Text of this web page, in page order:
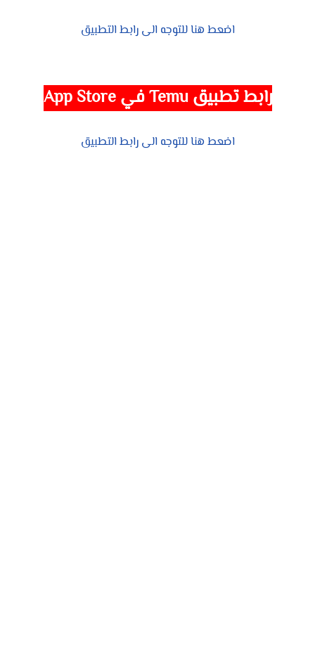
اضعط هنا للتوجه الى رابط التطبيق
رابط تطبيق Temu في App Store
اضعط هنا للتوجه الى رابط التطبيق